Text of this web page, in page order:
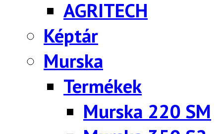
AGRITECH
Képtár
Murska
Termékek
Murska 220 SM